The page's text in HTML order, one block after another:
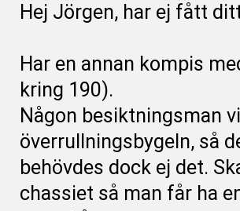
Hej Jörgen, har ej fått
Har en annan kompis
kring 190).
Någon besiktningsman
överrullningsbygeln, så
behövdes dock ej det.
chassiet så man får ha